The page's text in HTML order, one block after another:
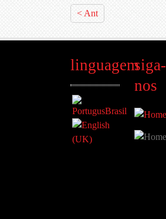
< Ant
linguagemsiga-
nos